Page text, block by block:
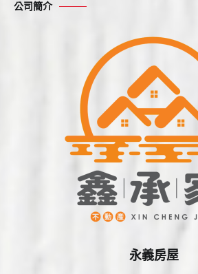
字:
公司簡介
永義房屋